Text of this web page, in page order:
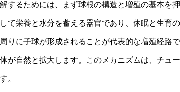
するためには、まず球根の構造と増殖の基本を
て栄養と水分を蓄える器官であり、休眠と生育
りに子球が形成されることが代表的な増殖経路
が自然と拡大します。このメカニズムは、チュ
。